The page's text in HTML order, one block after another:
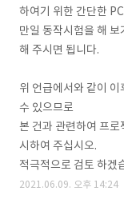
하여기 위한 간단한
만일 동작시험을 해
해 주시면 됩니다.
위 언급에서와 같이
수 있으므로
본 건과 관련하여 프
시하여 주십시오.
적극적으로 검토 하겠
2021.06.09. 오후 14:24